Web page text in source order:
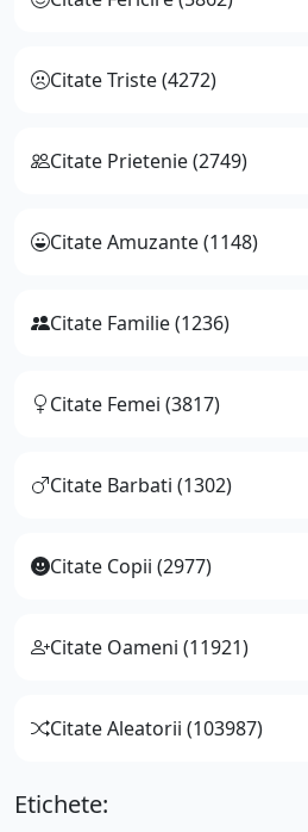
Citate Triste (4272)
Citate Prietenie (2749)
Citate Amuzante (1148)
Citate Familie (1236)
Citate Femei (3817)
Citate Barbati (1302)
Citate Copii (2977)
Citate Oameni (11921)
Citate Aleatorii (103987)
Etichete: